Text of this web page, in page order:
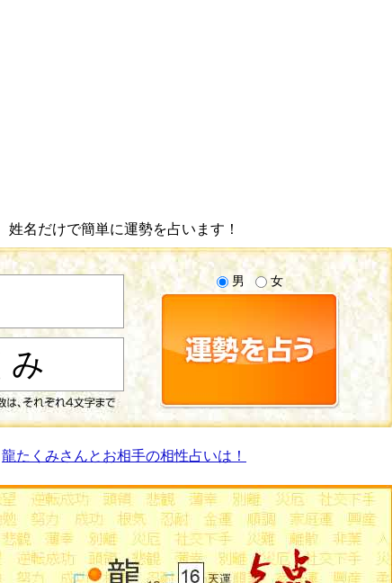
姓名だけで簡単に運勢を占います！
男 女
龍たくみさんとお相手の相性占いは！